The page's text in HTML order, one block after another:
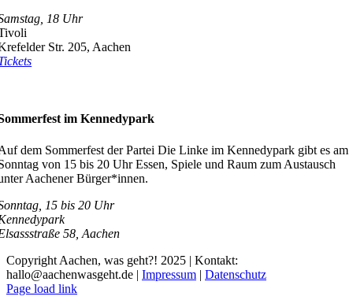
18 Uhr
Str. 205, Aachen
im Kennedypark
dem Sommerfest der Partei Die Linke im Kennedypark gibt es am
von 15 bis 20 Uhr Essen, Spiele und Raum zum Austausch
Aachener Bürger*innen.
15 bis 20 Uhr
58, Aachen
Copyright Aachen, was geht?! 2025 | Kontakt:
hallo@aachenwasgeht.de | Impressum | Datenschutz
Instagram
LinkedIn
Tiktok
YouTube
Page load link